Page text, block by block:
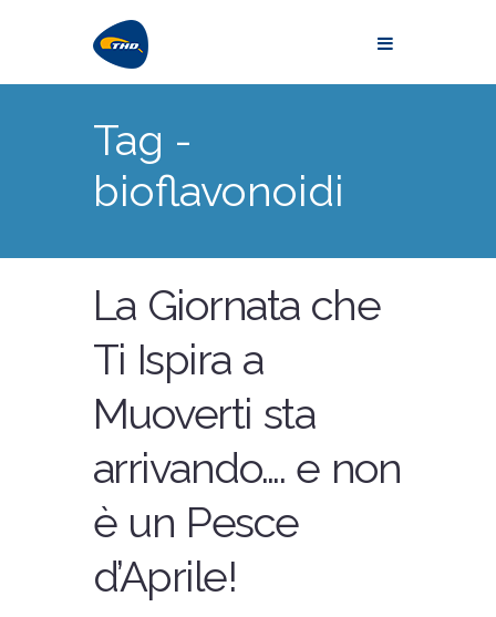
Tag -
bioflavonoidi
La Giornata che
Ti Ispira a
Muoverti sta
arrivando…. e non
è un Pesce
d’Aprile!